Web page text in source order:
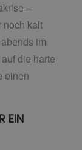
–
noch kalt
im
die harte
einen
EIN